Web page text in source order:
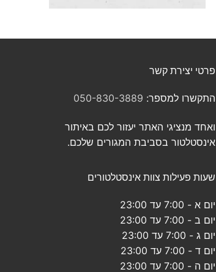
פרטי יצירת קשר
התקשרו למספר: 050-830-3889
ואחד מנציגי האתר יעזור לכם באיתור
אינסטלטור בסביבת המגורים שלכם.
שעות פעילות צוות אינסטלטורים
יום א - 7:00 עד 23:00
יום ב - 7:00 עד 23:00
יום ג - 7:00 עד 23:00
יום ד - 7:00 עד 23:00
יום ה - 7:00 עד 23:00